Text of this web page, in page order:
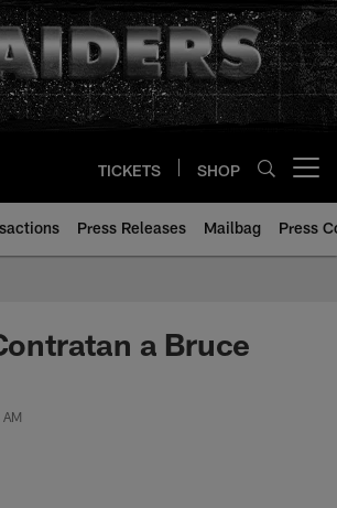
TICKETS SHOP
Press Releases Mailbag Press
a Bruce